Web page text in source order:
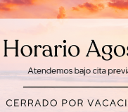
RESERVAR UNA SESIÓN